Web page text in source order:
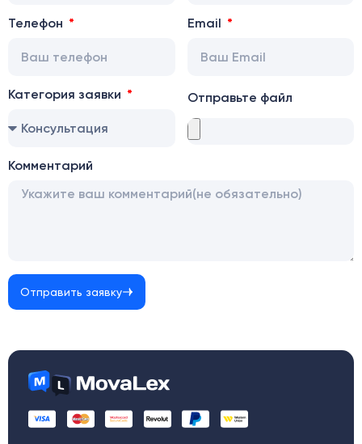
Телефон Email
Категория заявки Отправьте файл
Комментарий
Отправить заявку